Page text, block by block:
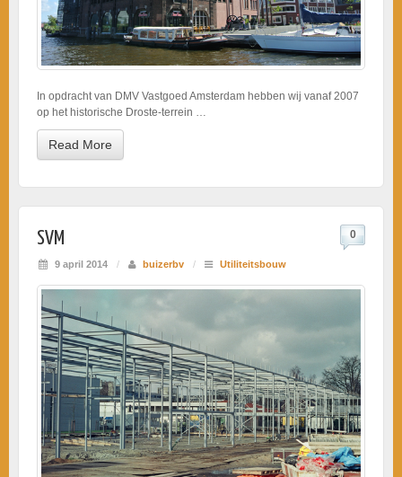
In opdracht van DMV Vastgoed Amsterdam hebben wij vanaf 2007
op het historische Droste-terrein …
Read More
SVM
9 april 2014 / buizerbv / Utiliteitsbouw
0